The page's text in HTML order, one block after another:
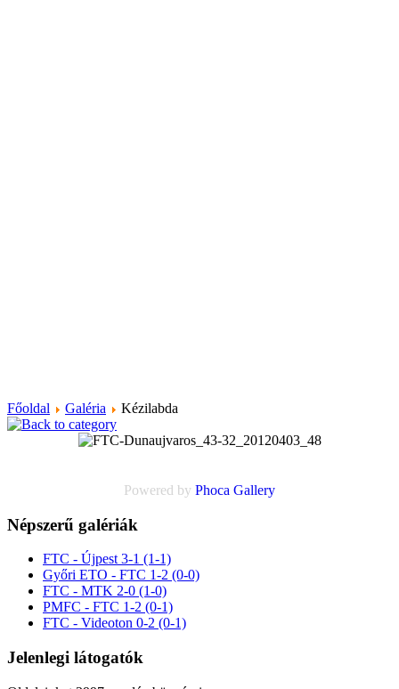
Főoldal Galéria Kézilabda
Powered by Phoca Gallery
Népszerű galériák
FTC - Újpest 3-1 (1-1)
Győri ETO - FTC 1-2 (0-0)
FTC - MTK 2-0 (1-0)
PMFC - FTC 1-2 (0-1)
FTC - Videoton 0-2 (0-1)
Jelenlegi látogatók